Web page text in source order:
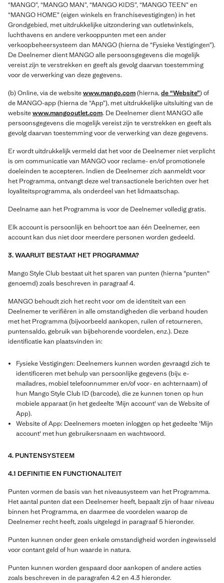
“MANGO”, “MANGO MAN”, “MANGO KIDS”, “MANGO TEEN” en
“MANGO HOME” (eigen winkels en franchisevestigingen) in het
Grondgebied, met uitdrukkelijke uitzondering van outletwinkels,
luchthavens en andere verkooppunten met een ander
verkoopbeheersysteem dan MANGO (hierna de “Fysieke Vestigingen”).
De Deelnemer dient MANGO alle persoonsgegevens die mogelijk
vereist zijn te verstrekken en geeft als gevolg daarvan toestemming
voor de verwerking van deze gegevens.
(b) Online, via de websitewww.mango.com(hierna, de “Website”) of
de MANGO-app (hierna de “App”), met uitdrukkelijke uitsluiting van de
websitewww.mangooutlet.com. De Deelnemer dient MANGO alle
persoonsgegevens die mogelijk vereist zijn te verstrekken en geeft als
gevolg daarvan toestemming voor de verwerking van deze gegevens.
Er wordt uitdrukkelijk vermeld dat het voor de Deelnemer niet verplicht
is om communicatie van MANGO voor reclame- en/of promotionele
doeleinden te accepteren. Indien de Deelnemer zich aanmeldt voor
het Programma, ontvangt deze wel transactionele berichten over het
loyaliteitsprogramma, als onderdeel van het lidmaatschap.
Deelname aan het Programma is voor de Deelnemer volledig gratis.
Elk account is persoonlijk en behoort toe aan één Deelnemer, een
account kan dus niet door meerdere personen worden gedeeld.
3. WAARUIT BESTAAT HET PROGRAMMA?
Mango Style Club bestaat uit het sparen van punten (hierna "punten"
genoemd) zoals beschreven in paragraaf 4.
MANGO behoudt zich het recht voor om de identiteit van een
Deelnemer te verifiëren in alle omstandigheden die verband houden
met het Programma (bijvoorbeeld aankopen, ruilen of retourneren,
puntensaldo, gebruik van bijbehorende voordelen, enz.). Deze
identificatie kan plaatsvinden in:
Fysieke Vestigingen: Deelnemers kunnen worden gevraagd zich te
identificeren met behulp van persoonlijke gegevens (bijv. e-
mailadres, mobiel telefoonnummer en/of voor- en achternaam) of
hun Mango Style Club ID (barcode), die ze kunnen tonen op hun
mobiele apparaat (in het gedeelte 'Mijn account' van de Website of
App).
Website of App: Deelnemers moeten inloggen op het gedeelte 'Mijn
account' met hun gebruikersnaam en wachtwoord.
4. PUNTENSYSTEEM
4.1 DEFINITIE EN FUNCTIONALITEIT
Punten vormen de basis van het niveausysteem van het Programma.
Het aantal punten dat een Deelnemer heeft, bepaalt zijn of haar niveau
binnen het Programma, en daarmee de voordelen waarop de
Deelnemer recht heeft, zoals uitgelegd in paragraaf 5 hieronder.
Punten kunnen onder geen enkele omstandigheid worden ingewisseld
voor contant geld of hun waarde in natura.
Punten kunnen worden gespaard door aankopen of andere acties
zoals beschreven in de paragrafen 4.2 en 4.3 hieronder.